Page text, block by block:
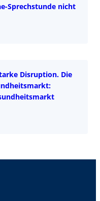
Sprechstunde nicht
Disruption. Die